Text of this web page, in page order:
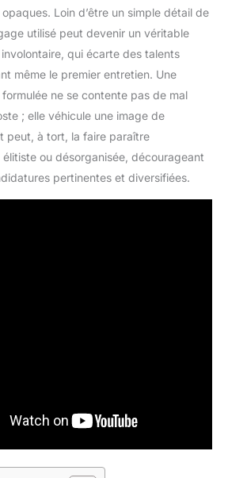
Loin d’être un simple détail de
utilisé peut devenir un véritable
qui écarte des talents
même le premier entretien. Une
ne se contente pas de mal
; elle véhicule une image de
peut, à tort, la faire paraître
élitiste ou désorganisée, décourageant
pertinentes et diversifiées.